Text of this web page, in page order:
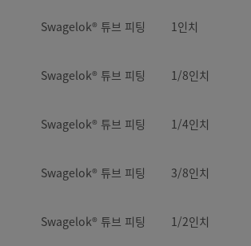
Swagelok® 튜브 피팅 1인치
Swagelok® 튜브 피팅 1/8인치
Swagelok® 튜브 피팅 1/4인치
Swagelok® 튜브 피팅 3/8인치
Swagelok® 튜브 피팅 1/2인치